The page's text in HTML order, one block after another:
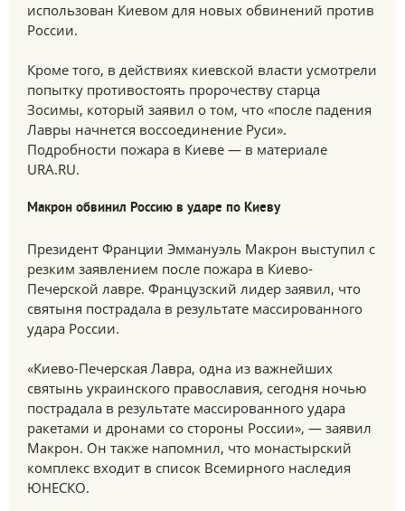
использован Киевом для новых обвинений против
России.
Кроме того, в действиях киевской власти усмотрели
попытку противостоять пророчеству старца
Зосимы, который заявил о том, что «после падения
Лавры начнется воссоединение Руси».
Подробности пожара в Киеве — в материале
URA.RU.
Макрон обвинил Россию в ударе по Киеву
Президент Франции Эммануэль Макрон выступил с
резким заявлением после пожара в Киево-
Печерской лавре. Французский лидер заявил, что
святыня пострадала в результате массированного
удара России.
«Киево-Печерская Лавра, одна из важнейших
святынь украинского православия, сегодня ночью
пострадала в результате массированного удара
ракетами и дронами со стороны России», — заявил
Макрон. Он также напомнил, что монастырский
комплекс входит в список Всемирного наследия
ЮНЕСКО.